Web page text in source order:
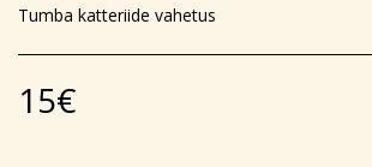
Tumba katteriide vahetus
15€